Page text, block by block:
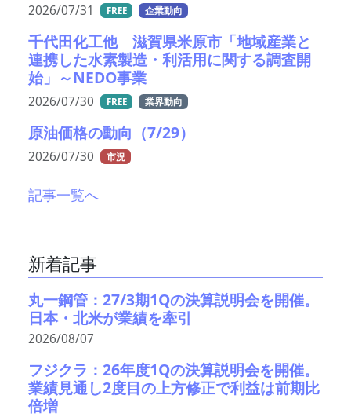
2026/07/31 FREE 企業動向
千代田化工他 滋賀県米原市「地域産業と
連携した水素製造・利活用に関する調査開
始」～NEDO事業
2026/07/30 FREE 業界動向
原油価格の動向（7/29）
2026/07/30 市況
記事一覧へ
新着記事
丸一鋼管：27/3期1Qの決算説明会を開催。
日本・北米が業績を牽引
2026/08/07
フジクラ：26年度1Qの決算説明会を開催。
業績見通し2度目の上方修正で利益は前期比
倍増